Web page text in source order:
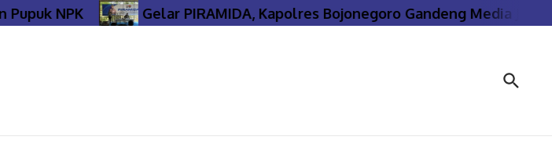
NPK Gelar PIRAMIDA, Kapolres Bojonegoro Gandeng Media Jaga